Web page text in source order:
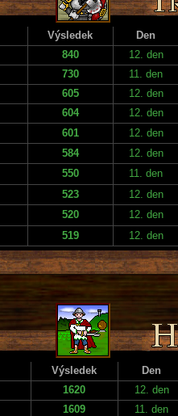
Výsledek
Den
840
12. den
730
11. den
605
12. den
604
12. den
601
12. den
584
12. den
550
11. den
523
12. den
520
12. den
519 12. den
Výsledek
Den
1620
12. den
1609
11. den